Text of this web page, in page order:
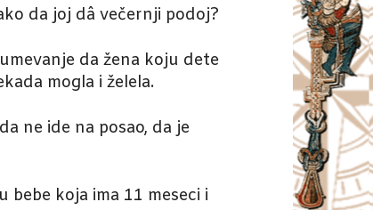
da joj dâ večernji podoj?
da žena koju dete
mogla i želela.
ne ide na posao, da je
koja ima 11 meseci i